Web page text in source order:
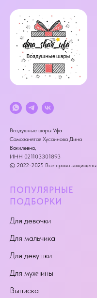
Воздушные шары Уфа
Самозанятая Хусаинова Дина
Вакилевна,
ИНН 021103301893
© 2022-2025 Все права защищены
ПОПУЛЯРНЫЕ
ПОДБОРКИ
Для девочки
Для мальчика
Для девушки
Для мужчины
Выписка